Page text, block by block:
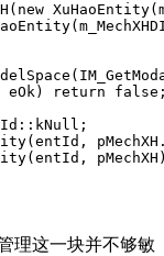
eOk) return
理这一块并不够敏